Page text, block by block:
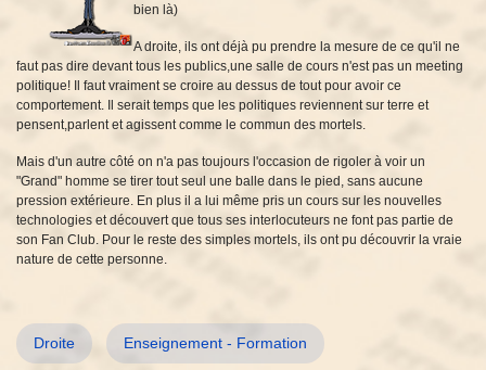
bien là)
A droite, ils ont déjà pu prendre la mesure de ce qu'il ne
faut pas dire devant tous les publics,une salle de cours n'est pas un meeting
politique! Il faut vraiment se croire au dessus de tout pour avoir ce
comportement. Il serait temps que les politiques reviennent sur terre et
pensent,parlent et agissent comme le commun des mortels.
Mais d'un autre côté on n'a pas toujours l'occasion de rigoler à voir un
"Grand" homme se tirer tout seul une balle dans le pied, sans aucune
pression extérieure. En plus il a lui même pris un cours sur les nouvelles
technologies et découvert que tous ses interlocuteurs ne font pas partie de
son Fan Club. Pour le reste des simples mortels, ils ont pu découvrir la vraie
nature de cette personne.
Droite Enseignement - Formation